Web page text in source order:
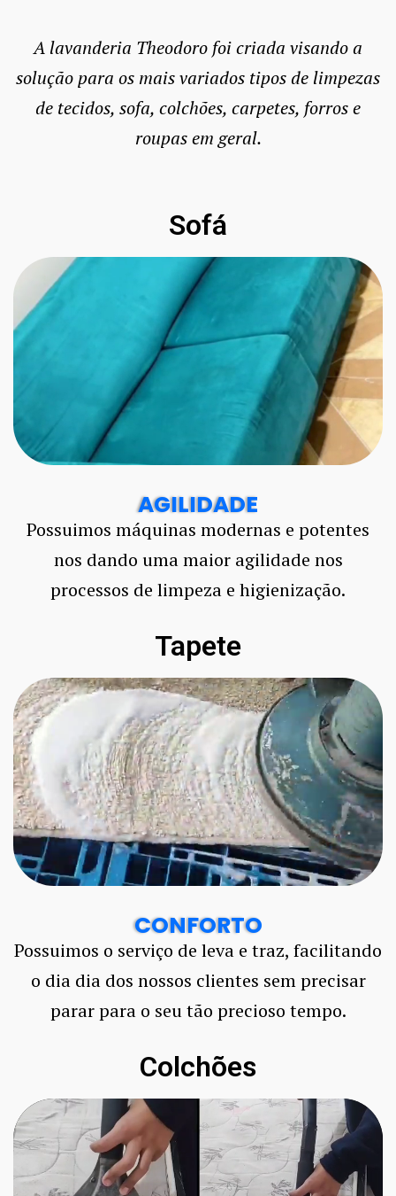
A lavanderia Theodoro foi criada visando a
solução para os mais variados tipos de limpezas
de tecidos, sofa, colchões, carpetes, forros e
roupas em geral.
Sofá
AGILIDADE
Possuimos máquinas modernas e potentes
nos dando uma maior agilidade nos
processos de limpeza e higienização.
Tapete
CONFORTO
Possuimos o serviço de leva e traz, facilitando
o dia dia dos nossos clientes sem precisar
parar para o seu tão precioso tempo.
Colchões